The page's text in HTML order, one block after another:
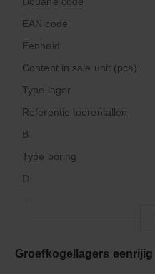
EAN code
Eenheid
Content in sale unit (pcs)
Type lager
Referentie toerentallen
B
Type boring
D
Groefkogellagers eenrijig